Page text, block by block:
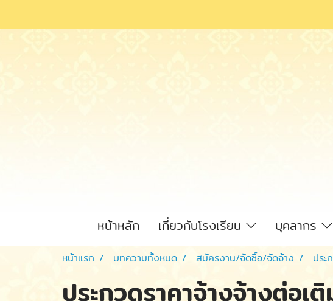
หน้าหลัก เกี่ยวกับโรงเรียน บุคลากร
หน้าแรก บทความทั้งหมด สมัครงาน/จัดซื้อ/จัดจ้าง ประ
ประกวดราคาจ้างจ้างต่อ